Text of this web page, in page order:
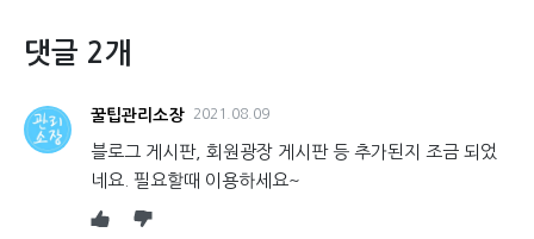
댓글 2개
꿀팁관리소장 2021.08.09
블로그 게시판, 회원광장 게시판 등 추가된지 조금 되었
네요. 필요할때 이용하세요~